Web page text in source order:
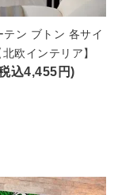
テン ブトン 各サイ
欧インテリア】
込4,455円)